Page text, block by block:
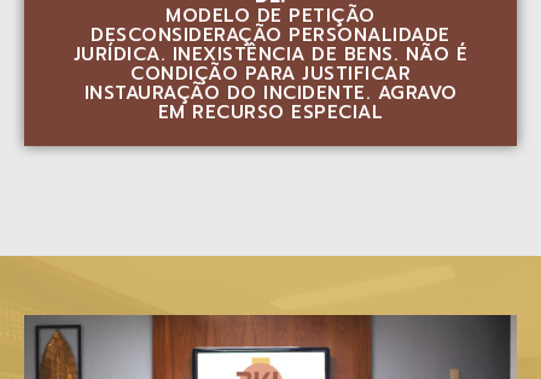
MODELO DE PETIÇÃO
DESCONSIDERAÇÃO PERSONALIDADE
JURÍDICA. INEXISTÊNCIA DE BENS. NÃO É
CONDIÇÃO PARA JUSTIFICAR
INSTAURAÇÃO DO INCIDENTE. AGRAVO
EM RECURSO ESPECIAL